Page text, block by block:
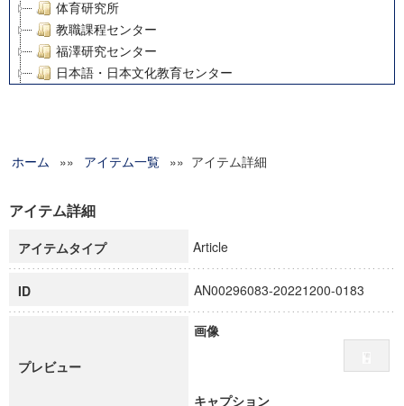
体育研究所
教職課程センター
福澤研究センター
日本語・日本文化教育センター
グローバルリサーチインスティテュート
科学研究費補助金研究成果報告書
慶應義塾大学グローバルCOEプログラム市民社会ガバナンス
慶應義塾大学グローバルCOEプログラム論理と感性の先端的
博士課程教育リーディングプログラム「超成熟社会発展のサ
学術雑誌掲載論文等(8)
ホーム »» アイテム一覧 »» アイテム詳細
アイテム詳細
アイテムタイプ Article
ID AN00296083-20221200-0183
プレビュー
画像
キャプション